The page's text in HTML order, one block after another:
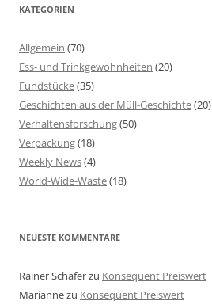
KATEGORIEN
Allgemein (70)
Ess- und Trinkgewohnheiten (20)
Fundstücke(35)
Geschichten aus der Müll-Geschichte(20)
Verhaltensforschung(50)
Verpackung(18)
Weekly News(4)
World-Wide-Waste(18)
NEUESTE KOMMENTARE
Rainer Schäferzu Konsequent Preiswert
Mariannezu Konsequent Preiswert